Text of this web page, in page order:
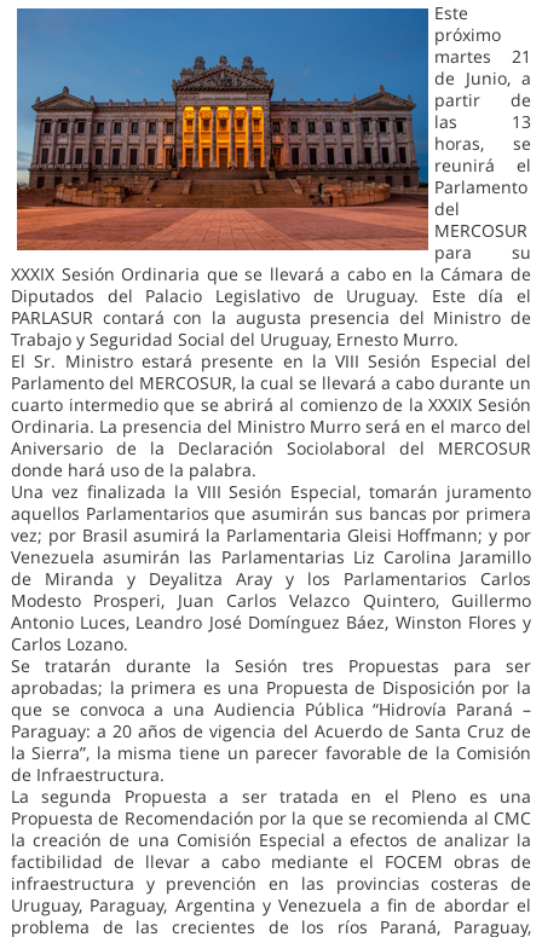
Este
próximo
martes 21
de Junio, a
partir de
las 13
horas, se
reunirá el
Parlamento
del
MERCOSUR
para su
XXXIX Sesión Ordinaria que se llevará a cabo en la Cámara de
Diputados del Palacio Legislativo de Uruguay. Este día el
PARLASUR contará con la augusta presencia del Ministro de
Trabajo y Seguridad Social del Uruguay, Ernesto Murro.
El Sr. Ministro estará presente en la VIII Sesión Especial del
Parlamento del MERCOSUR, la cual se llevará a cabo durante un
cuarto intermedio que se abrirá al comienzo de la XXXIX Sesión
Ordinaria. La presencia del Ministro Murro será en el marco del
Aniversario de la Declaración Sociolaboral del MERCOSUR
donde hará uso de la palabra.
Una vez finalizada la VIII Sesión Especial, tomarán juramento
aquellos Parlamentarios que asumirán sus bancas por primera
vez; por Brasil asumirá la Parlamentaria Gleisi Hoffmann; y por
Venezuela asumirán las Parlamentarias Liz Carolina Jaramillo
de Miranda y Deyalitza Aray y los Parlamentarios Carlos
Modesto Prosperi, Juan Carlos Velazco Quintero, Guillermo
Antonio Luces, Leandro José Domínguez Báez, Winston Flores y
Carlos Lozano.
Se tratarán durante la Sesión tres Propuestas para ser
aprobadas; la primera es una Propuesta de Disposición por la
que se convoca a una Audiencia Pública “Hidrovía Paraná –
Paraguay: a 20 años de vigencia del Acuerdo de Santa Cruz de
la Sierra”, la misma tiene un parecer favorable de la Comisión
de Infraestructura.
La segunda Propuesta a ser tratada en el Pleno es una
Propuesta de Recomendación por la que se recomienda al CMC
la creación de una Comisión Especial a efectos de analizar la
factibilidad de llevar a cabo mediante el FOCEM obras de
infraestructura y prevención en las provincias costeras de
Uruguay, Paraguay, Argentina y Venezuela a fin de abordar el
problema de las crecientes de los ríos Paraná, Paraguay,